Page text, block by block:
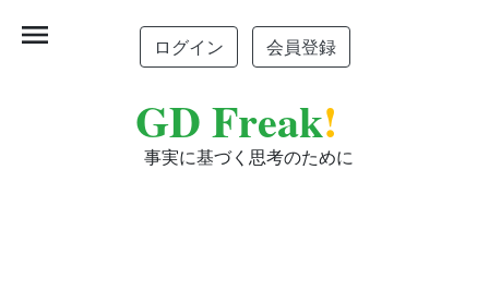
ログイン 会員登録
GD Freak!
事実に基づく思考のために
menu